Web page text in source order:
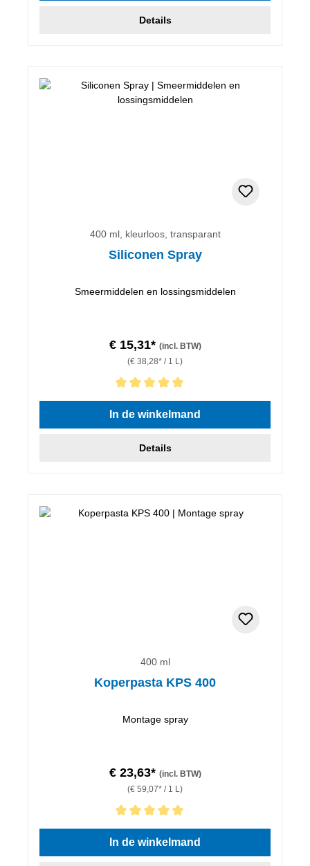
Details
400 ml, kleurloos, transparant
Siliconen Spray
Smeermiddelen en lossingsmiddelen
€ 15,31* (incl. BTW)
(€ 38,28* / 1 L)
Gemiddelde waardering van 5 van 5 sterren
In de winkelmand
Details
400 ml
Koperpasta KPS 400
Montage spray
€ 23,63* (incl. BTW)
(€ 59,07* / 1 L)
Gemiddelde waardering van 5 van 5 sterren
In de winkelmand